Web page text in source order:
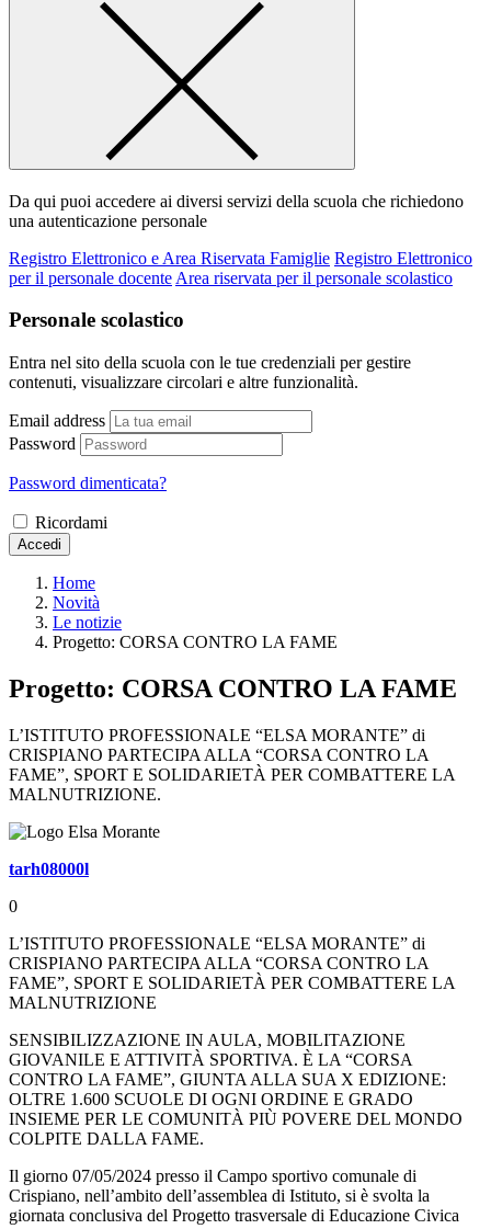
Da qui puoi accedere ai diversi servizi della scuola che richiedono
una autenticazione personale
Registro Elettronico e Area Riservata Famiglie Registro Elettronico
per il personale docente Area riservata per il personale scolastico
Personale scolastico
Entra nel sito della scuola con le tue credenziali per gestire
contenuti, visualizzare circolari e altre funzionalità.
Email address
Password
Password dimenticata?
Ricordami
Accedi
Home
Novità
Le notizie
Progetto: CORSA CONTRO LA FAME
Progetto: CORSA CONTRO LA FAME
L’ISTITUTO PROFESSIONALE “ELSA MORANTE” di
CRISPIANO PARTECIPA ALLA “CORSA CONTRO LA
FAME”, SPORT E SOLIDARIETÀ PER COMBATTERE LA
MALNUTRIZIONE.
tarh08000l
0
L’ISTITUTO PROFESSIONALE “ELSA MORANTE” di
CRISPIANO PARTECIPA ALLA “CORSA CONTRO LA
FAME”, SPORT E SOLIDARIETÀ PER COMBATTERE LA
MALNUTRIZIONE
SENSIBILIZZAZIONE IN AULA, MOBILITAZIONE
GIOVANILE E ATTIVITÀ SPORTIVA. È LA “CORSA
CONTRO LA FAME”, GIUNTA ALLA SUA X EDIZIONE:
OLTRE 1.600 SCUOLE DI OGNI ORDINE E GRADO
INSIEME PER LE COMUNITÀ PIÙ POVERE DEL MONDO
COLPITE DALLA FAME.
Il giorno 07/05/2024 presso il Campo sportivo comunale di
Crispiano, nell’ambito dell’assemblea di Istituto, si è svolta la
giornata conclusiva del Progetto trasversale di Educazione Civica